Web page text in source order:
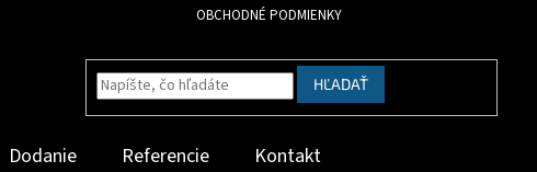
OBCHODNÉ PODMIENKY
HĽADAŤ
Dodanie Referencie Kontakt